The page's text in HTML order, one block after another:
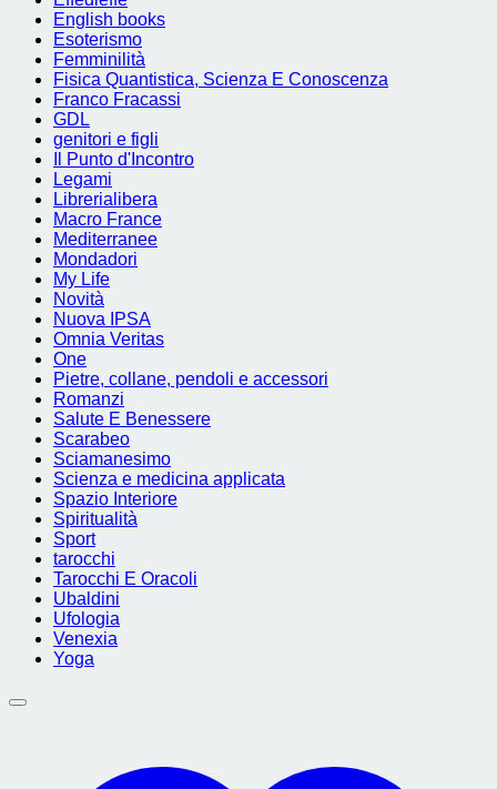
English books
Esoterismo
Femminilità
Fisica Quantistica, Scienza E Conoscenza
Franco Fracassi
GDL
genitori e figli
Il Punto d'Incontro
Legami
Librerialibera
Macro France
Mediterranee
Mondadori
My Life
Novità
Nuova IPSA
Omnia Veritas
One
Pietre, collane, pendoli e accessori
Romanzi
Salute E Benessere
Scarabeo
Sciamanesimo
Scienza e medicina applicata
Spazio Interiore
Spiritualità
Sport
tarocchi
Tarocchi E Oracoli
Ubaldini
Ufologia
Venexia
Yoga